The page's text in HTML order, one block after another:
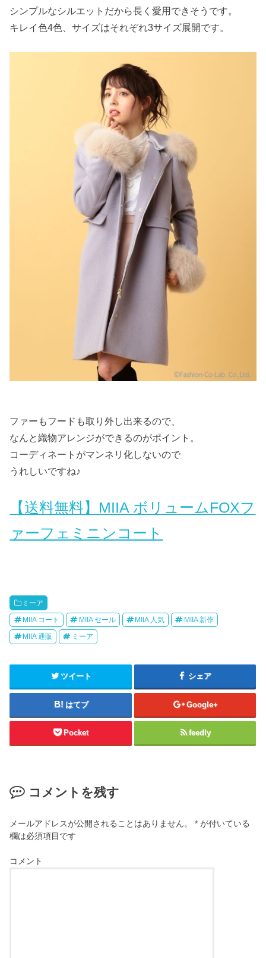
シンプルなシルエットだから長く愛用できそうです。
キレイ色4色、サイズはそれぞれ3サイズ展開です。
ファーもフードも取り外し出来るので、
なんと織物アレンジができるのがポイント。
コーディネートがマンネリ化しないので
うれしいですね♪
【送料無料】MIIA ボリュームFOXフ
ァーフェミニンコート
ミーア
MIIA コート MIIA セール MIIA 人気 MIIA 新作
MIIA 通販 ミーア
ツイート シェア
はてブ Google+
Pocket feedly
コメントを残す
メールアドレスが公開されることはありません。 * が付いている
欄は必須項目です
コメント